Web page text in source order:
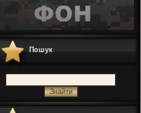
Пошук